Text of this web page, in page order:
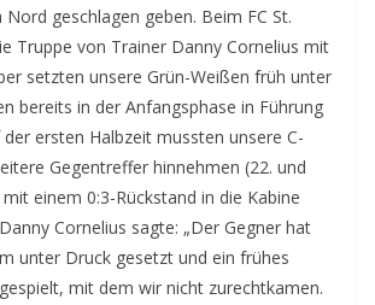
Nord geschlagen geben. Beim FC St.
Truppe von Trainer Danny Cornelius mit
setzten unsere Grün-Weißen früh unter
bereits in der Anfangsphase in Führung
der ersten Halbzeit mussten unsere C-
Gegentreffer hinnehmen (22. und
einem 0:3-Rückstand in die Kabine
Cornelius sagte: „Der Gegner hat
unter Druck gesetzt und ein frühes
mit dem wir nicht zurechtkamen.